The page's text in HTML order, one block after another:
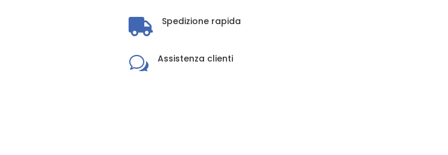
 Spedizione rapida
w Assistenza clienti